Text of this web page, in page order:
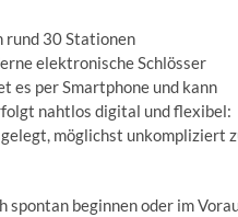
rund 30 Stationen
elektronische Schlösser
es per Smartphone und kann
nahtlos digital und flexibel:
möglichst unkompliziert
beginnen oder im